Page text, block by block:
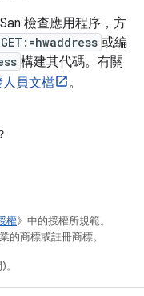
檢查應用程序，方
或編
構建其代碼。有關
員文檔 。
權》中的授權所規範。
商標或註冊商標。